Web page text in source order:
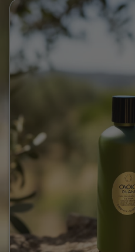
herbacée et parfois
parfaite pour sublimer
comme les plus élaboré